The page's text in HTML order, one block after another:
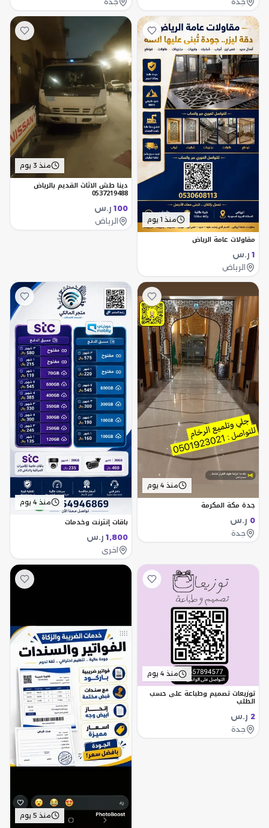
منذ 1 يوم
مقاولات عامة الرياض
1 ر.س
الرياض
منذ 3 يوم
دينا طش الاثاث القديم بالرياض
0537219488
100 ر.س
الرياض
منذ 4 يوم
جدة مكة المكرمة
0 ر.س
جدة
منذ 4 يوم
باقات إنترنت وخدمات
1,800 ر.س
اخرى
منذ 4 يوم
توزيعات تصميم وطباعة على حسب
الطلب
2 ر.س
جدة
منذ 5 يوم